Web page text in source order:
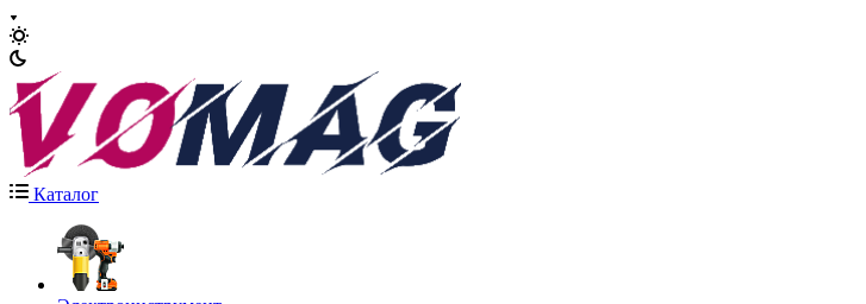
Каталог